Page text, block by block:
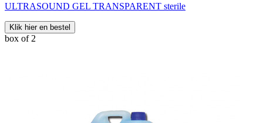
ULTRASOUND GEL TRANSPARENT sterile
Klik hier en bestel
box of 2